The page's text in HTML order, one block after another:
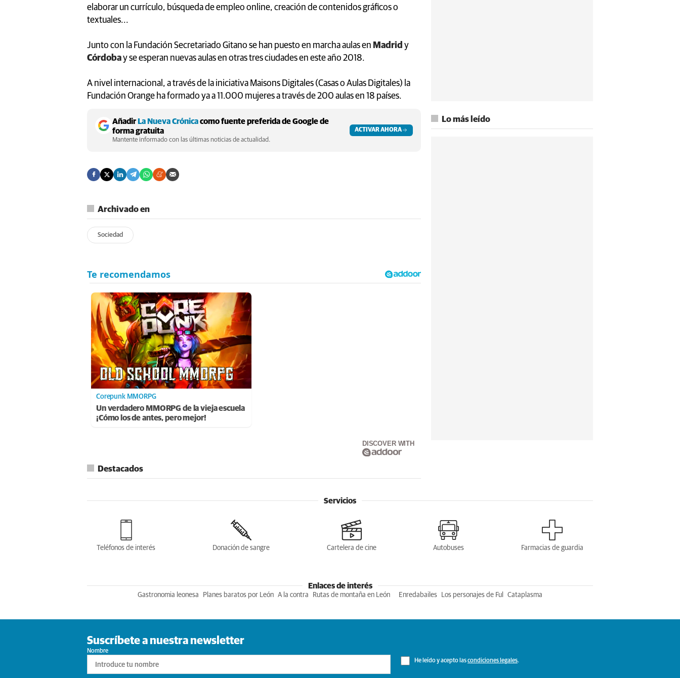
elaborar un currículo, búsqueda de empleo online, creación de contenidos gráficos o
textuales...
Junto con la Fundación Secretariado Gitano se han puesto en marcha aulas en Madrid y
Córdobay se esperan nuevas aulas en otras tres ciudades en este año 2018.
A nivel internacional, a través de la iniciativa Maisons Digitales (Casas o Aulas Digitales) la
Fundación Orange ha formado ya a 11.000 mujeres a través de 200 aulas en 18 países.
AñadirLa Nueva Crónicacomo fuente preferida de Google de
forma gratuita
Mantente informado con las últimas noticias de actualidad.
ACTIVAR AHORA
Archivado en
Sociedad
Corepunk MMORPG
Un verdadero MMORPG de la vieja escuela
¡Cómo los de antes, pero mejor!
DISCOVER WITH
Destacados
Lo más leído
Servicios
Teléfonos de interés Donación de sangre Cartelera de cine Autobuses Farmacias de guardia
Enlaces de interés
Gastronomia leonesa Planes baratos por León A la contra Rutas de montaña en León Enredabailes Los personajes de Ful Cataplasma
Suscríbete a nuestra newsletter
Nombre
He leído y acepto lascondiciones legales.